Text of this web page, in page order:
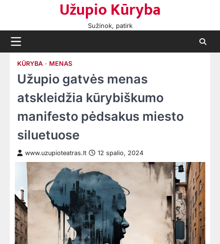
content
Užupio Kūryba
Sužinok, patirk
KŪRYBA MENAS
Užupio gatvės menas
atskleidžia kūrybiškumo
manifesto pėdsakus miesto
siluetuose
www.uzupioteatras.lt 12 spalio, 2024